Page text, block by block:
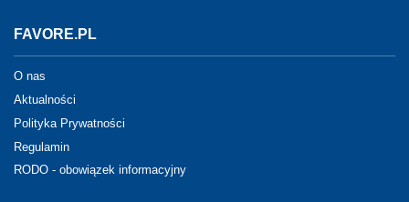
FAVORE.PL
O nas
Aktualności
Polityka Prywatności
Regulamin
RODO - obowiązek informacyjny